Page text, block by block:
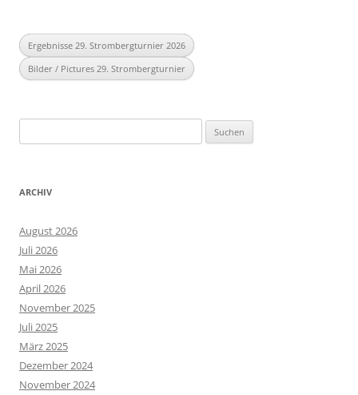
Ergebnisse 29. Strombergturnier 2026
Bilder / Pictures 29. Strombergturnier
nach:
ARCHIV
August 2026
Juli 2026
Mai 2026
April 2026
November 2025
Juli 2025
März 2025
Dezember 2024
November 2024